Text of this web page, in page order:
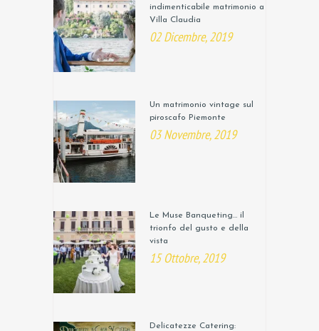
indimenticabile matrimonio a
Villa Claudia
02 Dicembre, 2019
Un matrimonio vintage sul
piroscafo Piemonte
03 Novembre, 2019
Le Muse Banqueting… il
trionfo del gusto e della
vista
15 Ottobre, 2019
Delicatezze Catering: